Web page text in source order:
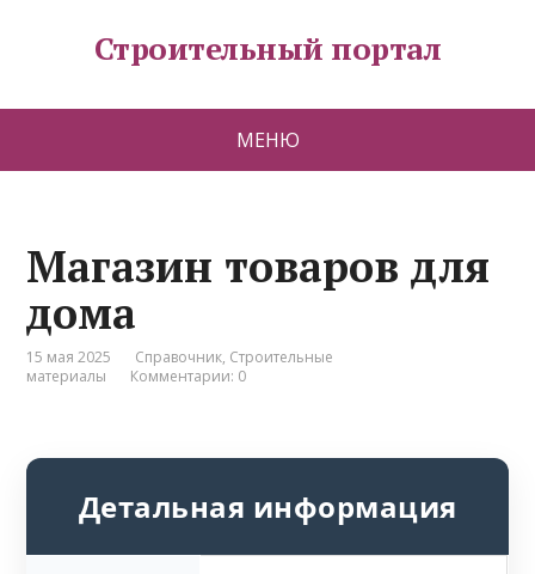
Строительный портал
МЕНЮ
Магазин товаров для
дома
15 мая 2025 Справочник, Строительные
материалы
Комментарии: 0
Детальная информация